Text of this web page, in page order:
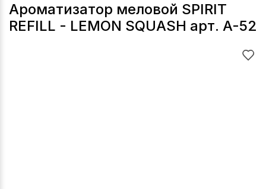
Ароматизатор меловой SPIRIT
REFILL - LEMON SQUASH арт. A-52